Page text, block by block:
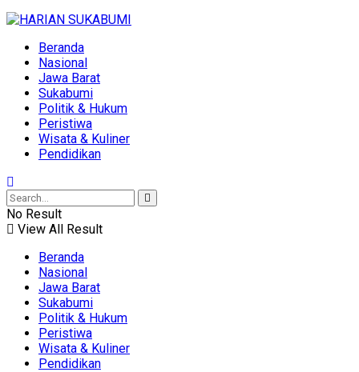
Beranda
Nasional
Jawa Barat
Sukabumi
Politik & Hukum
Peristiwa
Wisata & Kuliner
Pendidikan
No Result
View All Result
Beranda
Nasional
Jawa Barat
Sukabumi
Politik & Hukum
Peristiwa
Wisata & Kuliner
Pendidikan